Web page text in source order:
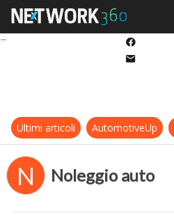
Ultimi articoli AutomotiveUp
N Noleggio auto